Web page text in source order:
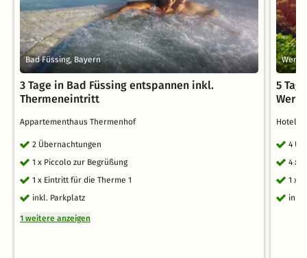
Bad Füssing, Bayern
3 Tage in Bad Füssing entspannen inkl.
Thermeneintritt
Appartementhaus Thermenhof
2 Übernachtungen
1 x Piccolo zur Begrüßung
1 x Eintritt für die Therme 1
inkl. Parkplatz
1 weitere anzeigen
5
Hotel
4
4 x
1 x
inkl.